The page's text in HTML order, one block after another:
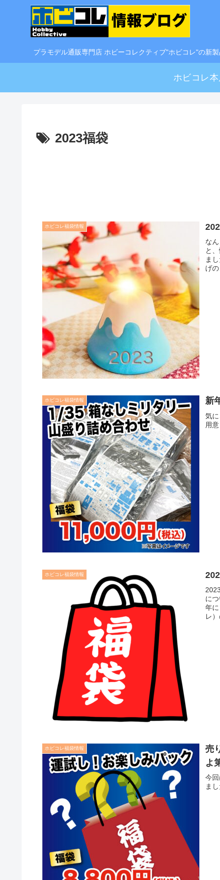
プラモデル通販専門店 ホビーコレクティブ"ホビコレ"の新
ホビコレ
2023福袋
ホビコレ福袋情報
な
と
ま
げ
ホビコレ福袋情報 新
気
用
ホビコレ福袋情報
に
年
レ
ホビコレ福袋情報
売
よ
今
ま